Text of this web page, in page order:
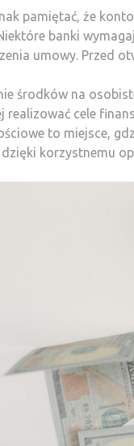
pamiętać, że
banki
umowy. Przed
środków na
realizować cele
to miejsce,
korzystnemu